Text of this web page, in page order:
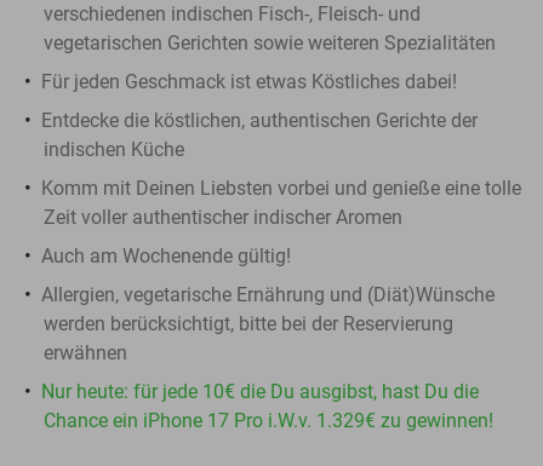
verschiedenen indischen Fisch-, Fleisch- und
vegetarischen Gerichten sowie weiteren Spezialitäten
Für jeden Geschmack ist etwas Köstliches dabei!
Entdecke die köstlichen, authentischen Gerichte der
indischen Küche
Komm mit Deinen Liebsten vorbei und genieße eine tolle
Zeit voller authentischer indischer Aromen
Auch am Wochenende gültig!
Allergien, vegetarische Ernährung und (Diät)Wünsche
werden berücksichtigt, bitte bei der Reservierung
erwähnen
Nur heute: für jede 10€ die Du ausgibst, hast Du die
Chance ein iPhone 17 Pro i.W.v. 1.329€ zu gewinnen!